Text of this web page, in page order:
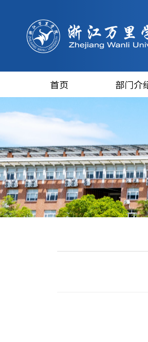
首页 部门介